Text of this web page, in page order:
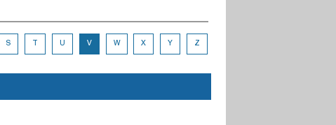
S T U V W X Y Z